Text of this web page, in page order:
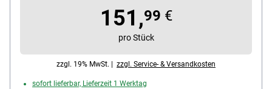
Home & Garden App
Lieferumfang: Gerät / Home Kit (Flächenreiniger T5
und Terrassenreiniger) / Vario Power Jet Strahlrohr
Hochdruckschlauch (7 m) / Dreckfräser / Adapter
Gartenschlauchanschluss (3/4 Zoll)
151,99 €
pro Stück
zzgl. 19% MwSt. | zzgl. Service- & Versandkosten
sofort lieferbar, Lieferzeit 1 Werktag